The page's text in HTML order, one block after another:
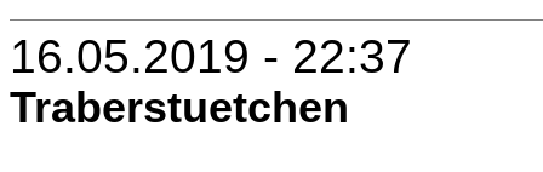
16.05.2019 - 22:37
Traberstuetchen